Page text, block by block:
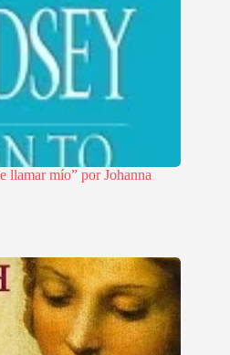
llamar mío” por Johanna